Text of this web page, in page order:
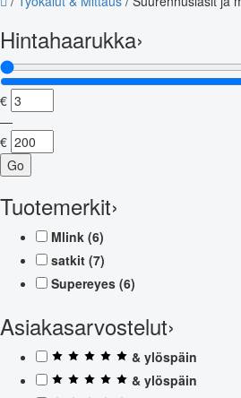
Hintahaarukka›
€
—
€
Go
Tuotemerkit›
Mlink (6)
satkit (7)
Supereyes (6)
Asiakasarvostelut›
& ylöspäin
& ylöspäin